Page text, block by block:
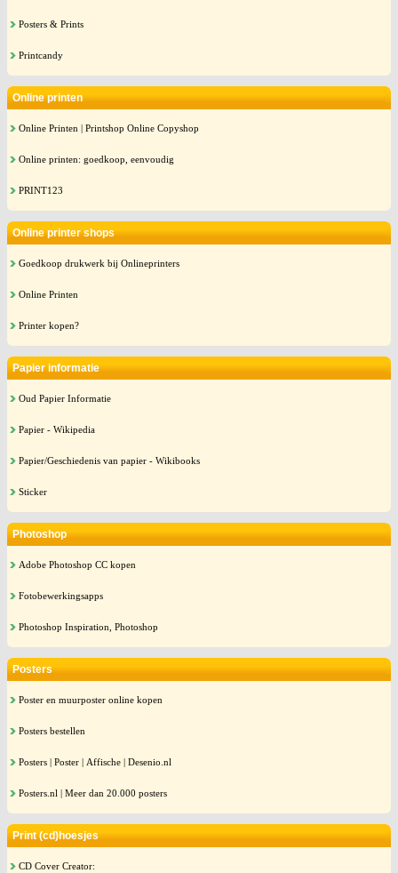
Posters & Prints
Printcandy
Online printen
Online Printen | Printshop Online Copyshop
Online printen: goedkoop, eenvoudig
PRINT123
Online printer shops
Goedkoop drukwerk bij Onlineprinters
Online Printen
Printer kopen?
Papier informatie
Oud Papier Informatie
Papier - Wikipedia
Papier/Geschiedenis van papier - Wikibooks
Sticker
Photoshop
Adobe Photoshop CC kopen
Fotobewerkingsapps
Photoshop Inspiration, Photoshop
Posters
Poster en muurposter online kopen
Posters bestellen
Posters | Poster | Affische | Desenio.nl
Posters.nl | Meer dan 20.000 posters
Print (cd)hoesjes
CD Cover Creator: